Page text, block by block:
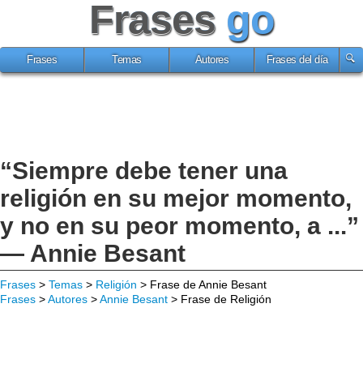
Frases go
Frases Temas Autores Frases del día
“Siempre debe tener una
religión en su mejor momento,
y no en su peor momento, a ...”
— Annie Besant
Frases > Temas > Religión > Frase de Annie Besant
Frases >Autores >Annie Besant > Frase de Religión